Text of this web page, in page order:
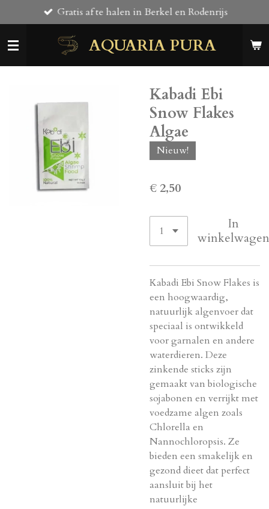
direct
naar
AQUARIA PURA
Gratis af te halen in Berkel en Rodenrijs
Kabadi Ebi
Snow Flakes
Algae
Nieuw!
€ 2,50
In
winkelwagen
Kabadi Ebi Snow Flakes is
een hoogwaardig,
natuurlijk algenvoer dat
speciaal is ontwikkeld
voor garnalen en andere
waterdieren. Deze
zinkende sticks zijn
gemaakt van biologische
sojabonen en verrijkt met
voedzame algen zoals
Chlorella en
Nannochloropsis. Ze
bieden een smakelijk en
gezond dieet dat perfect
aansluit bij het
natuurlijke